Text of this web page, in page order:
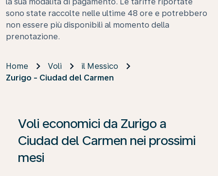
sono state raccolte nelle ultime 48 ore e potrebbero
non essere più disponibili al momento della
prenotazione.
Home Voli
il Messico
Zurigo - Ciudad del Carmen
Voli economici da Zurigo a
Ciudad del Carmen nei prossimi
mesi
Se non trova risultati, faccia clic su “Cerca le offerte”